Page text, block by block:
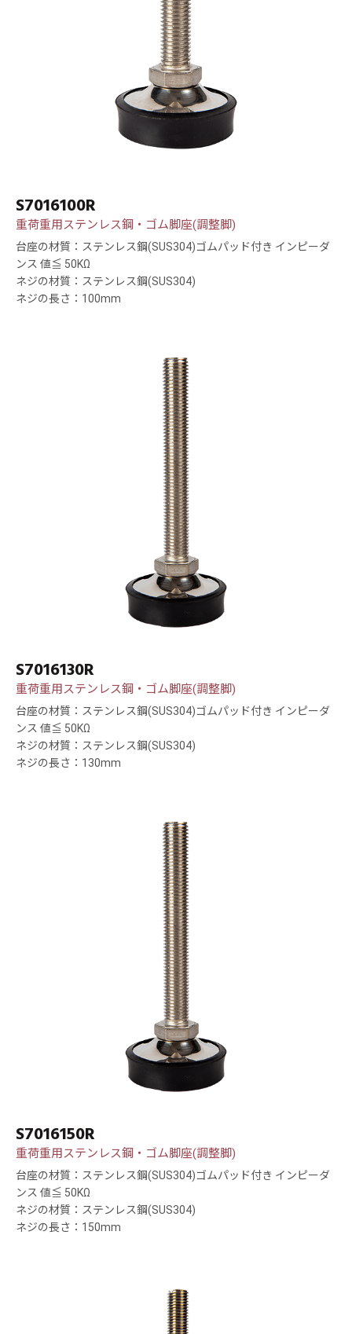
S7016100R
重荷重用ステンレス鋼・ゴム脚座(調整脚)
台座の材質：ステンレス鋼(SUS304)ゴムパッド付き インピーダ
ンス 値≦ 50KΩ
ネジの材質：ステンレス鋼(SUS304)
ネジの長さ：100mm
S7016130R
重荷重用ステンレス鋼・ゴム脚座(調整脚)
台座の材質：ステンレス鋼(SUS304)ゴムパッド付き インピーダ
ンス 値≦ 50KΩ
ネジの材質：ステンレス鋼(SUS304)
ネジの長さ：130mm
S7016150R
重荷重用ステンレス鋼・ゴム脚座(調整脚)
台座の材質：ステンレス鋼(SUS304)ゴムパッド付き インピーダ
ンス 値≦ 50KΩ
ネジの材質：ステンレス鋼(SUS304)
ネジの長さ：150mm